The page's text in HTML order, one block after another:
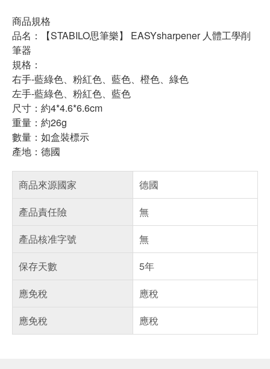
商品規格
品名：【STABILO思筆樂】 EASYsharpener 人體工學削
筆器
規格：
右手-藍綠色、粉紅色、藍色、橙色、綠色
左手-藍綠色、粉紅色、藍色
尺寸：約4*4.6*6.6cm
重量：約26g
數量：如盒裝標示
產地：德國
商品來源國家
德國
產品責任險
無
產品核准字號
無
保存天數
5年
應免稅
應稅
應免稅
應稅